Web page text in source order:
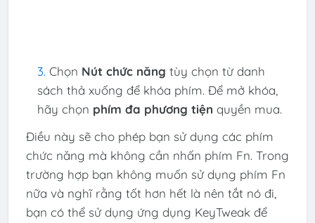
Chọn Nút chức năng tùy chọn từ danh
sách thả xuống để khóa phím. Để mở khóa,
hãy chọn phím đa phương tiện quyền mua.
Điều này sẽ cho phép bạn sử dụng các phím
chức năng mà không cần nhấn phím Fn. Trong
trường hợp bạn không muốn sử dụng phím Fn
nữa và nghĩ rằng tốt hơn hết là nên tắt nó đi,
bạn có thể sử dụng ứng dụng KeyTweak để